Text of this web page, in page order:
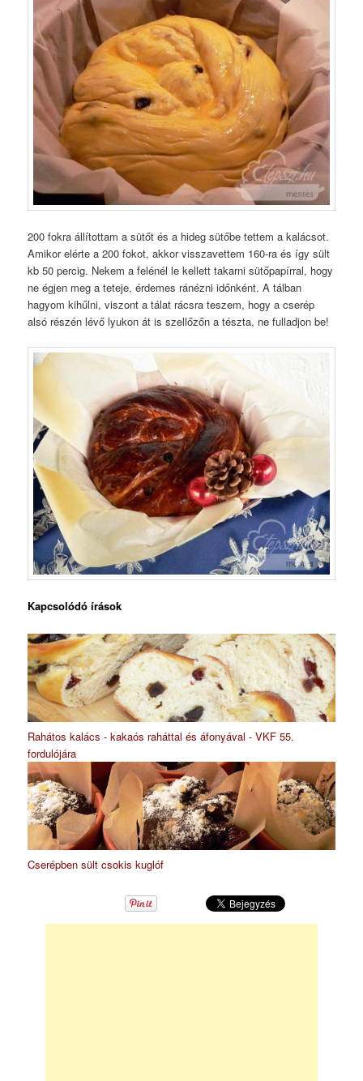
200 fokra állítottam a sütőt és a hideg sütőbe tettem a kalácsot.
Amikor elérte a 200 fokot, akkor visszavettem 160-ra és így sült
kb 50 percig. Nekem a felénél le kellett takarni sütőpapírral, hogy
ne égjen meg a teteje, érdemes ránézni időnként. A tálban
hagyom kihűlni, viszont a tálat rácsra teszem, hogy a cserép
alsó részén lévő lyukon át is szellőzőn a tészta, ne fulladjon be!
Kapcsolódó írások
Rahátos kalács - kakaós raháttal és áfonyával - VKF 55.
fordulójára
Cserépben sült csokis kuglóf